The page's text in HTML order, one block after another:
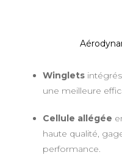
Winglets
une meilleure
Cellule allégée
haute qualité,
performance.